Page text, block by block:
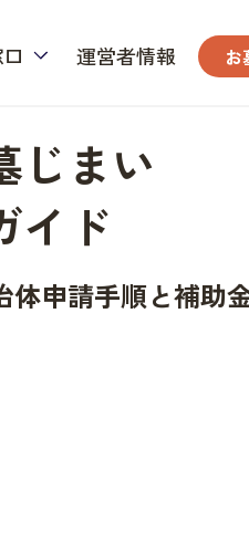
運営者情報 お
じまい
イド
体申請手順と補助